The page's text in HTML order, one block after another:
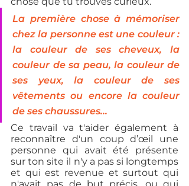
La première chose à mémoriser
chez la personne est une couleur :
la couleur de ses cheveux, la
couleur de sa peau, la couleur de
ses yeux, la couleur de ses
vêtements ou encore la couleur
de ses chaussures...
Ce travail va t'aider également à
reconnaître d'un coup d’œil une
personne qui avait été présente
sur ton site il n'y a pas si longtemps
et qui est revenue et surtout qui
n'avait pas de but précis, ou qui